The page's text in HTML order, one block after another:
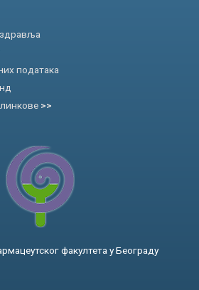
података
>>
факултета у Београду